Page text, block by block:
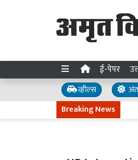
ई-पेपर
व्हील्स
Breaking News